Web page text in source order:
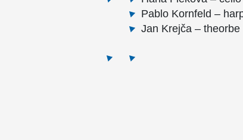
Pablo Kornfeld –
Jan Krejča – theorbe